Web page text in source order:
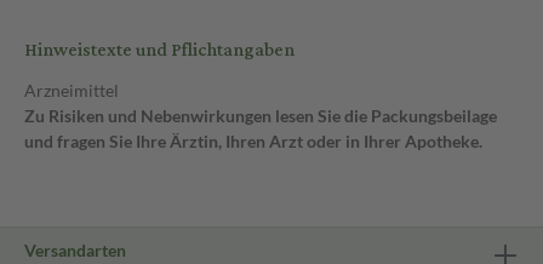
Hinweistexte und Pflichtangaben
Arzneimittel
Zu Risiken und Nebenwirkungen lesen Sie die Packungsbeilage
und fragen Sie Ihre Ärztin, Ihren Arzt oder in Ihrer Apotheke.
Versandarten